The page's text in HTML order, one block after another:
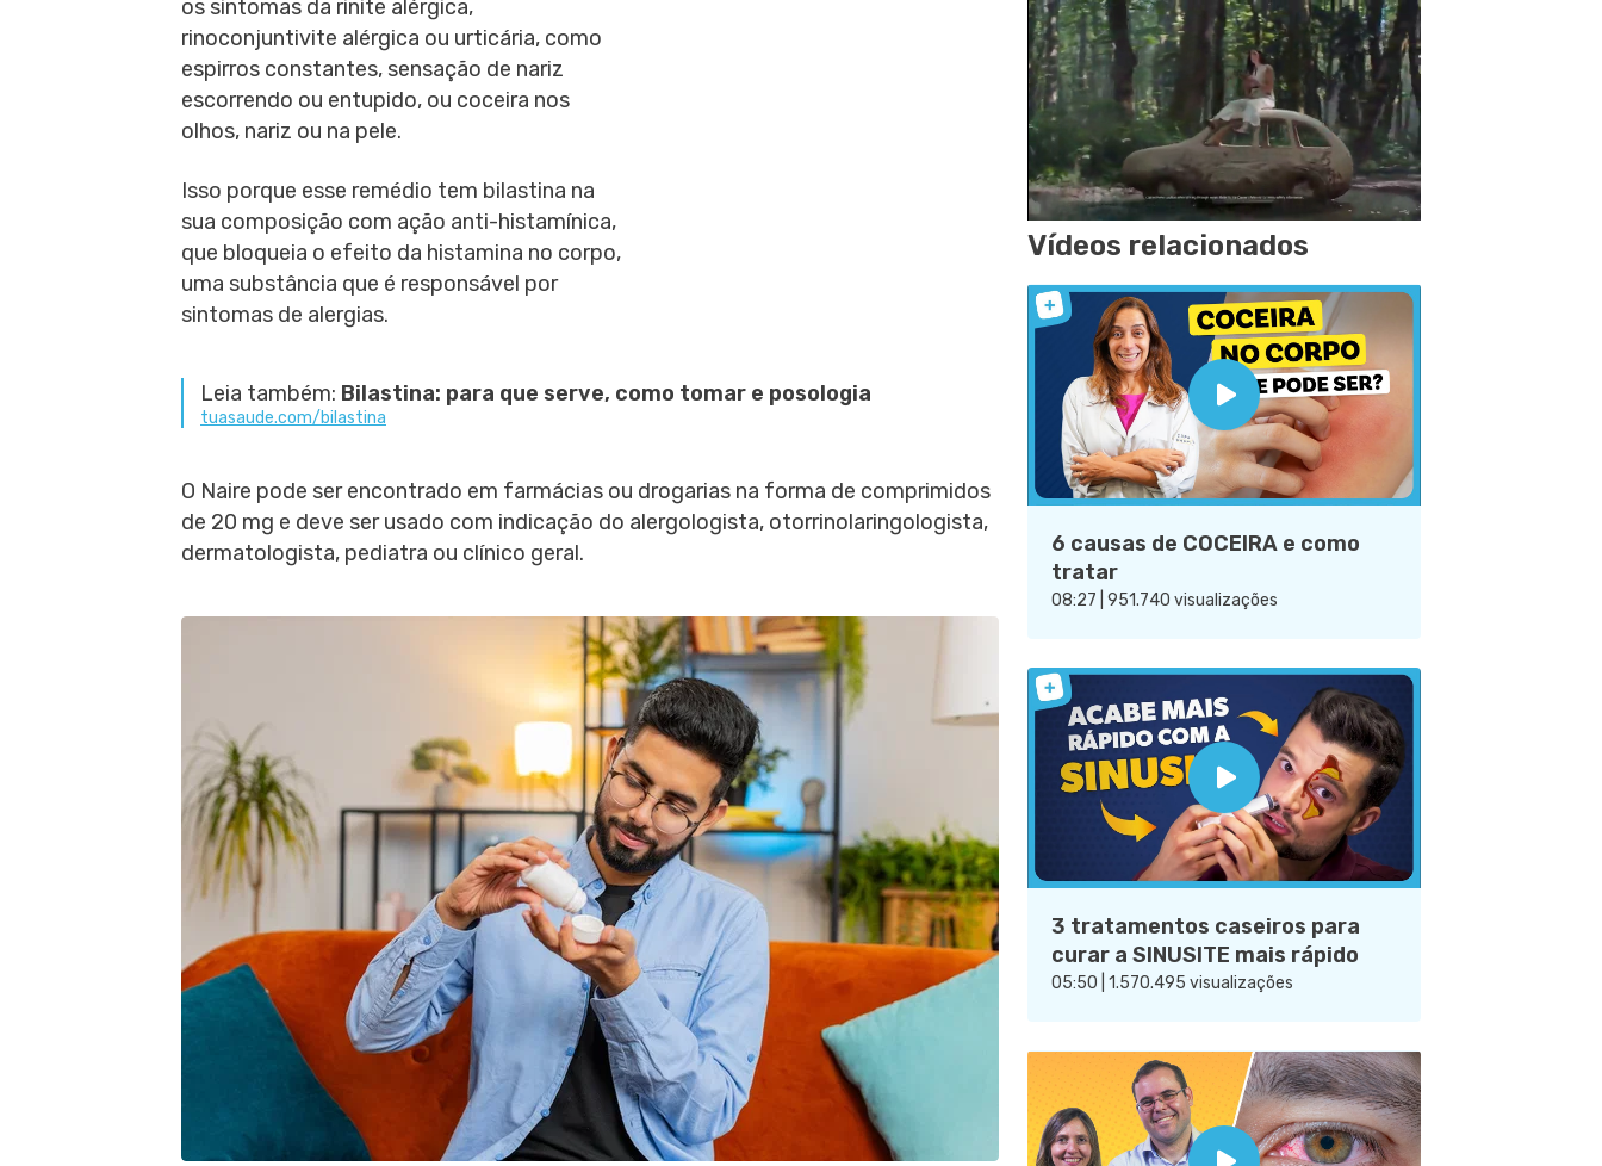
os sintomas da rinite alérgica,
rinoconjuntivite alérgica ou urticária, como
espirros constantes, sensação de nariz
escorrendo ou entupido, ou coceira nos
olhos, nariz ou na pele.
Isso porque esse remédio tem bilastina na
sua composição com ação anti-histamínica,
que bloqueia o efeito da histamina no corpo,
uma substância que é responsável por
sintomas de alergias.
Leia também: Bilastina: para que serve, como tomar e posologia
tuasaude.com/bilastina
O Naire pode ser encontrado em farmácias ou drogarias na forma de comprimidos
de 20 mg e deve ser usado com indicação do alergologista, otorrinolaringologista,
dermatologista, pediatra ou clínico geral.
Vídeos relacionados
6 causas de COCEIRA e como
tratar
08:27 | 951.740 visualizações
3 tratamentos caseiros para
curar a SINUSITE mais rápido
05:50 | 1.570.495 visualizações